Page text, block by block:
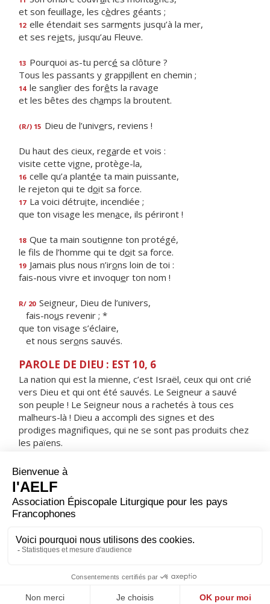
et son feuillage, les cèdres géants ;
12 elle étendait ses sarments jusqu’à la mer,
et ses rejets, jusqu’au Fleuve.
13 Pourquoi as-tu percé sa clôture ?
Tous les passants y grappillent en chemin ;
14 le sanglier des forêts la ravage
et les bêtes des champs la broutent.
(R/) 15 Dieu de l’univers, reviens !
Du haut des cieux, regarde et vois :
visite cette vigne, protège-la,
16 celle qu’a plantée ta main puissante,
le rejeton qui te doit sa force.
17 La voici détruite, incendiée ;
que ton visage les menace, ils périront !
18 Que ta main soutienne ton protégé,
le fils de l’homme qui te doit sa force.
19 Jamais plus nous n’irons loin de toi :
fais-nous vivre et invoquer ton nom !
R/ 20 Seigneur, Dieu de l’univers,
fais-nous revenir ; *
que ton visage s’éclaire,
et nous serons sauvés.
PAROLE DE DIEU : EST 10, 6
La nation qui est la mienne, c’est Israël, ceux qui ont crié
vers Dieu et qui ont été sauvés. Le Seigneur a sauvé
son peuple ! Le Seigneur nous a rachetés à tous ces
malheurs-là ! Dieu a accompli des signes et des
prodiges magnifiques, qui ne se sont pas produits chez
les païens.
RÉPONS
V/ Je te rends grâce, Seigneur, car tu m'as exaucé :
tu es pour moi le salut.
ORAISON
unique demeure devant nos yeux et nous fortifie dans